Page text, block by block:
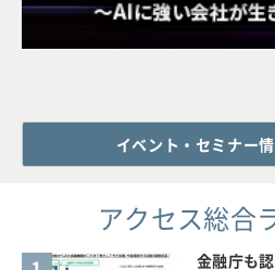
イベント・セミナー
アクセス総合
金融庁も